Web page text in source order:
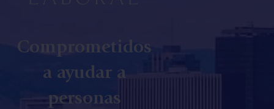
Comprometidos
a ayudar a
personas